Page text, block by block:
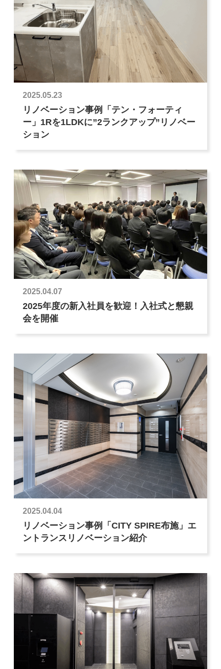
2025.05.23
リノベーション事例「テン・フォーティ
ー」1Rを1LDKに”2ランクアップ”リノベー
ション
2025.04.07
2025年度の新入社員を歓迎！入社式と懇親
会を開催
2025.04.04
リノベーション事例「CITY SPIRE布施」エ
ントランスリノベーション紹介